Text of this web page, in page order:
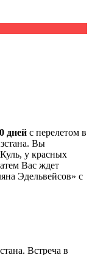
дней с перелетом в
Вы
у красных
Вас ждет
Эдельвейсов» с
Встреча в